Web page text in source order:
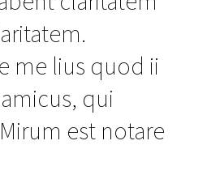
me lius quod ii
qui
est notare